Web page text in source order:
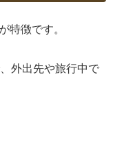
特徴です。
外出先や旅行中で